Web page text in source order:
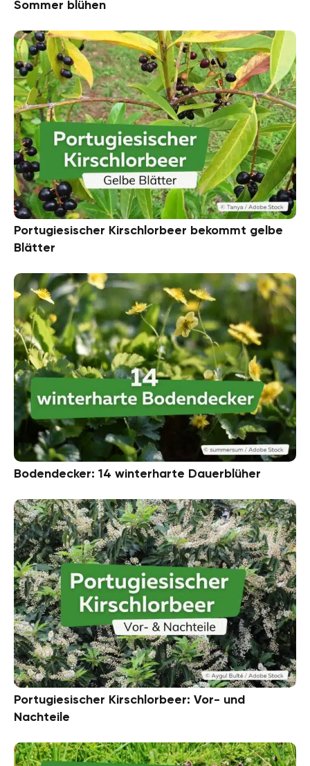
Sommer blühen
Portugiesischer Kirschlorbeer bekommt gelbe
Blätter
Bodendecker: 14 winterharte Dauerblüher
Portugiesischer Kirschlorbeer: Vor- und
Nachteile